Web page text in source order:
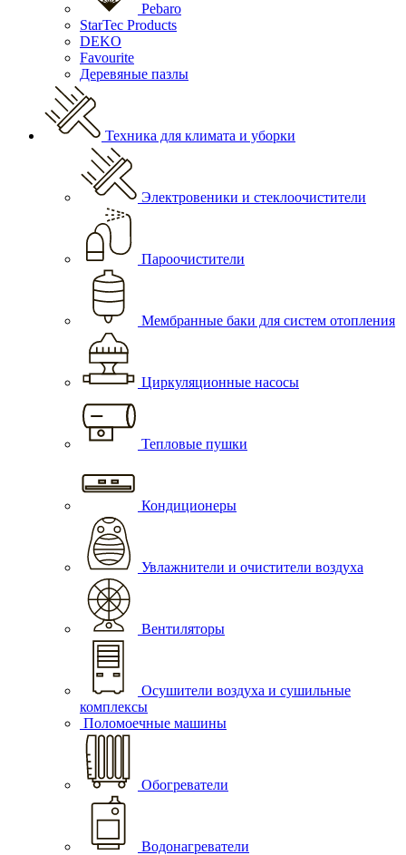
Pebaro
StarTec Products
DEKO
Favourite
Деревяные пазлы
Техника для климата и уборки
Электровеники и стеклоочистители
Пароочистители
Мембранные баки для систем отопления
Циркуляционные насосы
Тепловые пушки
Кондиционеры
Увлажнители и очистители воздуха
Вентиляторы
Осушители воздуха и сушильные
комплексы
Поломоечные машины
Обогреватели
Водонагреватели